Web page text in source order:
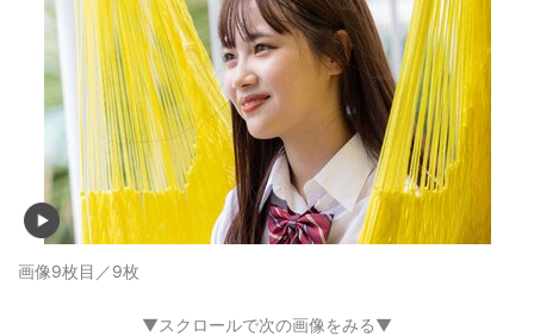
画像9枚目／9枚
▼スクロールで次の画像をみる▼